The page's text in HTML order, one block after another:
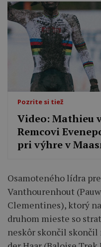
Pozrite si tiež
Video: Mathieu
Remcovi
pri výhre v
Osamoteného lídra
Vanthourenhout
Clementines), ktorý
druhom mieste so
neskôr skončil